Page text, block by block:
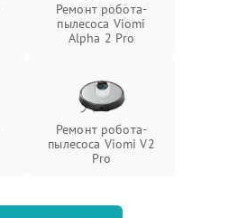
Ремонт робота-
пылесоса Viomi
Alpha 2 Pro
Ремонт робота-
пылесоса Viomi V2
Pro